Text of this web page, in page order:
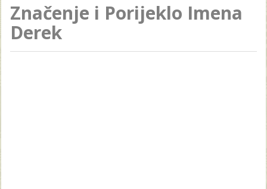
Značenje i Porijeklo Imena
Derek